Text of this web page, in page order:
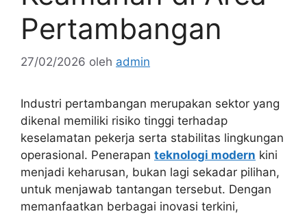
Pertambangan
27/02/2026 oleh admin
Industri pertambangan merupakan sektor yang
dikenal memiliki risiko tinggi terhadap
keselamatan pekerja serta stabilitas lingkungan
operasional. Penerapan teknologi modern kini
menjadi keharusan, bukan lagi sekadar pilihan,
untuk menjawab tantangan tersebut. Dengan
memanfaatkan berbagai inovasi terkini,